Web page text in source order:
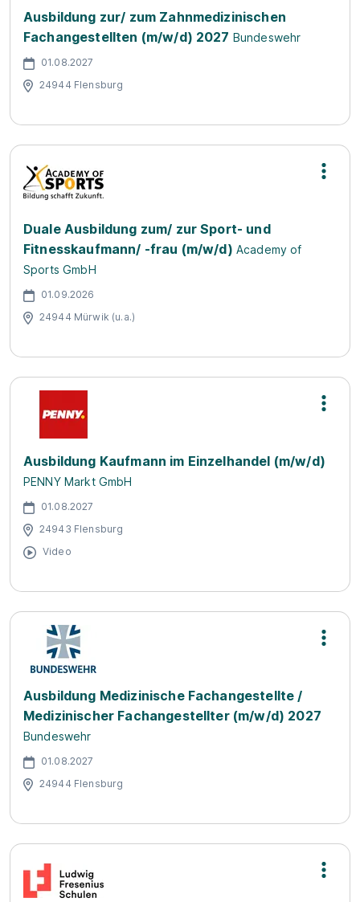
Ausbildung zur/ zum Zahnmedizinischen
Fachangestellten (m/w/d) 2027 Bundeswehr
01.08.2027
24944 Flensburg
Duale Ausbildung zum/ zur Sport- und
Fitnesskaufmann/ -frau (m/w/d) Academy of
Sports GmbH
01.09.2026
24944 Mürwik (u.a.)
Ausbildung Kaufmann im Einzelhandel (m/w/d)
PENNY Markt GmbH
01.08.2027
24943 Flensburg
Video
Ausbildung Medizinische Fachangestellte /
Medizinischer Fachangestellter (m/w/d) 2027
Bundeswehr
01.08.2027
24944 Flensburg